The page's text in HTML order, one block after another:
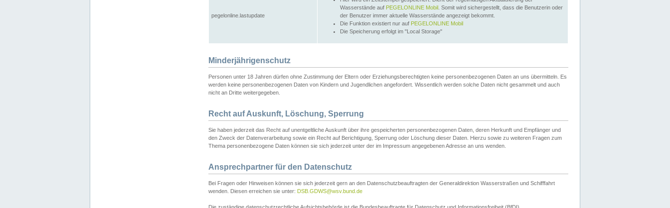
pegelonline.lastupdate
Wasserstände auf PEGELONLINE Mobil . Somit wird sichergestellt, dass die Benutzerin oder
der Benutzer immer aktuelle Wasserstände angezeigt bekommt.
Die Funktion existiert nur auf PEGELONLINE Mobil
Die Speicherung erfolgt im "Local Storage"
Minderjährigenschutz
Personen unter 18 Jahren dürfen ohne Zustimmung der Eltern oder Erziehungsberechtigten keine personenbezogenen Daten an uns übermitteln. Es
werden keine personenbezogenen Daten von Kindern und Jugendlichen angefordert. Wissentlich werden solche Daten nicht gesammelt und auch
nicht an Dritte weitergegeben.
Recht auf Auskunft, Löschung, Sperrung
Sie haben jederzeit das Recht auf unentgeltliche Auskunft über ihre gespeicherten personenbezogenen Daten, deren Herkunft und Empfänger und
den Zweck der Datenverarbeitung sowie ein Recht auf Berichtigung, Sperrung oder Löschung dieser Daten. Hierzu sowie zu weiteren Fragen zum
Thema personenbezogene Daten können sie sich jederzeit unter der im Impressum angegebenen Adresse an uns wenden.
Ansprechpartner für den Datenschutz
Bei Fragen oder Hinweisen können sie sich jederzeit gern an den Datenschutzbeauftragten der Generaldirektion Wasserstraßen und Schifffahrt
wenden. Diesen erreichen sie unter: DSB.GDWS@wsv.bund.de